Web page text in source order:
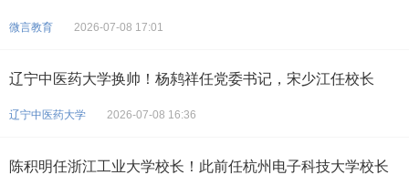
微言教育 2026-07-08 17:01
辽宁中医药大学换帅！杨鸫祥任党委书记，宋少江任校长
辽宁中医药大学 2026-07-08 16:36
陈积明任浙江工业大学校长！此前任杭州电子科技大学校长